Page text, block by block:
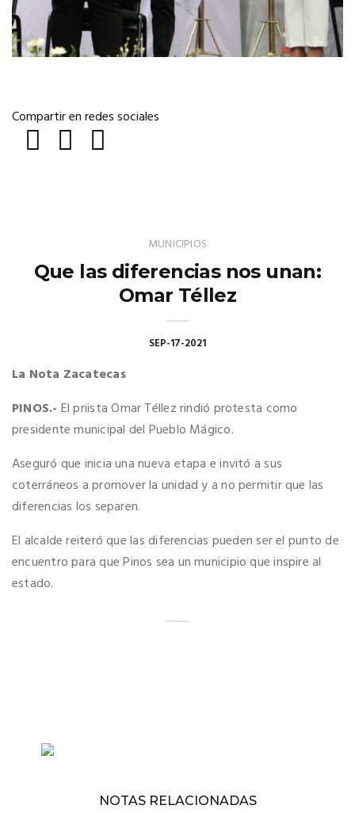
Compartir en redes sociales
MUNICIPIOS
Que las diferencias nos unan:
Omar Téllez
SEP-17-2021
La Nota Zacatecas
PINOS.- El priista Omar Téllez rindió protesta como
presidente municipal del Pueblo Mágico.
Aseguró que inicia una nueva etapa e invitó a sus
coterráneos a promover la unidad y a no permitir que las
diferencias los separen.
El alcalde reiteró que las diferencias pueden ser el punto de
encuentro para que Pinos sea un municipio que inspire al
estado.
NOTAS RELACIONADAS